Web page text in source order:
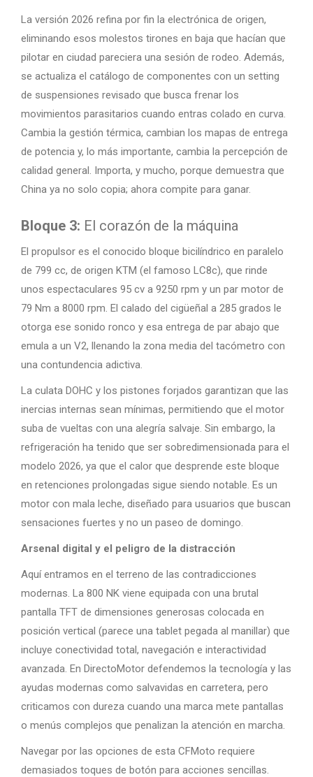
La versión 2026 refina por fin la electrónica de origen,
eliminando esos molestos tirones en baja que hacían que
pilotar en ciudad pareciera una sesión de rodeo. Además,
se actualiza el catálogo de componentes con un setting
de suspensiones revisado que busca frenar los
movimientos parasitarios cuando entras colado en curva.
Cambia la gestión térmica, cambian los mapas de entrega
de potencia y, lo más importante, cambia la percepción de
calidad general. Importa, y mucho, porque demuestra que
China ya no solo copia; ahora compite para ganar.
Bloque 3: El corazón de la máquina
El propulsor es el conocido bloque bicilíndrico en paralelo
de 799 cc, de origen KTM (el famoso LC8c), que rinde
unos espectaculares 95 cv a 9250 rpm y un par motor de
79 Nm a 8000 rpm. El calado del cigüeñal a 285 grados le
otorga ese sonido ronco y esa entrega de par abajo que
emula a un V2, llenando la zona media del tacómetro con
una contundencia adictiva.
La culata DOHC y los pistones forjados garantizan que las
inercias internas sean mínimas, permitiendo que el motor
suba de vueltas con una alegría salvaje. Sin embargo, la
refrigeración ha tenido que ser sobredimensionada para el
modelo 2026, ya que el calor que desprende este bloque
en retenciones prolongadas sigue siendo notable. Es un
motor con mala leche, diseñado para usuarios que buscan
sensaciones fuertes y no un paseo de domingo.
Arsenal digital y el peligro de la distracción
Aquí entramos en el terreno de las contradicciones
modernas. La 800 NK viene equipada con una brutal
pantalla TFT de dimensiones generosas colocada en
posición vertical (parece una tablet pegada al manillar) que
incluye conectividad total, navegación e interactividad
avanzada. En DirectoMotor defendemos la tecnología y las
ayudas modernas como salvavidas en carretera, pero
criticamos con dureza cuando una marca mete pantallas
o menús complejos que penalizan la atención en marcha.
Navegar por las opciones de esta CFMoto requiere
demasiados toques de botón para acciones sencillas.